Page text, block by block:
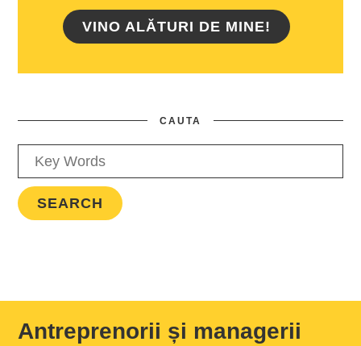
VINO ALĂTURI DE MINE!
CAUTA
Antreprenorii și managerii